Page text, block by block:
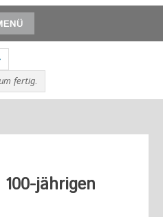
fertig.
jährigen